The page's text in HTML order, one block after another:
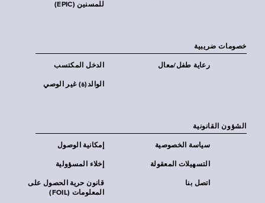
للمسنين (EPIC)
خصومات ضريبية
الدخل المكتسب رعاية طفل/معال
الوالد(ة) غير الوصي
الشؤون القانونية
إمكانية الوصول سياسة الخصوصية
إخلاء المسؤولية التسهيلات المعقولة
قانون حرية الحصول على
المعلومات (FOIL)
اتصل بنا